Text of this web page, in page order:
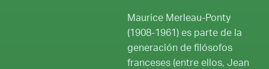
Maurice Merleau-Ponty
(1908-1961) es parte de la
generación de filósofos
franceses (entre ellos, Jean